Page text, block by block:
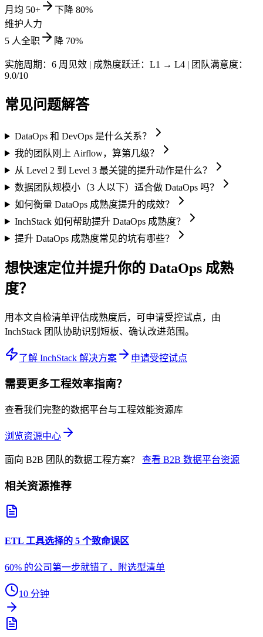
月均 50+
下降 80%
维护人力
5 人全职
降 70%
实施周期： 6 周见效 | 成熟度跃迁： L1 → L4 | 团队满意度：
9.0/10
常见问题解答
DataOps 和 DevOps 是什么关系？
我的团队刚上 Airflow，算第几级？
从 Level 2 到 Level 3 最关键的提升动作是什么？
数据团队规模小（3 人以下）适合做 DataOps 吗？
如何衡量 DataOps 成熟度提升的成效？
InchStack 如何帮助提升 DataOps 成熟度？
提升 DataOps 成熟度常见的坑有哪些？
想快速定位并提升你的 DataOps 成熟
度？
用本文自检清单评估成熟度后，可申请受控试点，由
InchStack 团队协助识别短板、确认改进范围。
了解 InchStack 解决方案 申请受控试点
需要更多工程效率指南？
查看我们完整的数据平台与工程效能资源库
浏览资源中心
面向 B2B 团队的数据工程方案？ 查看 B2B 数据平台资源
相关资源推荐
ETL 工具选择的 5 个致命误区
60% 的公司第一步就错了，附选型清单
10 分钟